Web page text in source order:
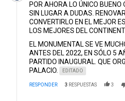
POR AHORA LO ÚNICO BUENO
SIN LUGAR A DUDAS.
CONVERTIRLO EN EL MEJOR
LOS MEJORES DEL
EL MONUMENTAL SE VE
ANTES DEL 2022, EN SÓLO 5
PARTIDO INAUGURAL. QUE
PALACIO.
EDITADO
RESPONDER 3 RESPUESTAS 3